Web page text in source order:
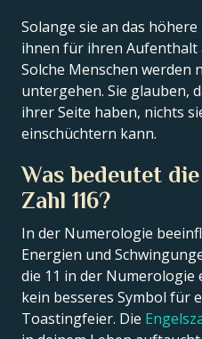
Solange sie an das höhere
ihnen für ihren Aufenthalt
Solche Menschen werden
untergehen. Sie glauben,
ihrer Seite haben, nichts
einschüchtern kann.
Was bedeutet die
Zahl 116?
In der Numerologie
Energien und
die 11 in der Numerologie
kein besseres Symbol für
Toastingfeier. Die